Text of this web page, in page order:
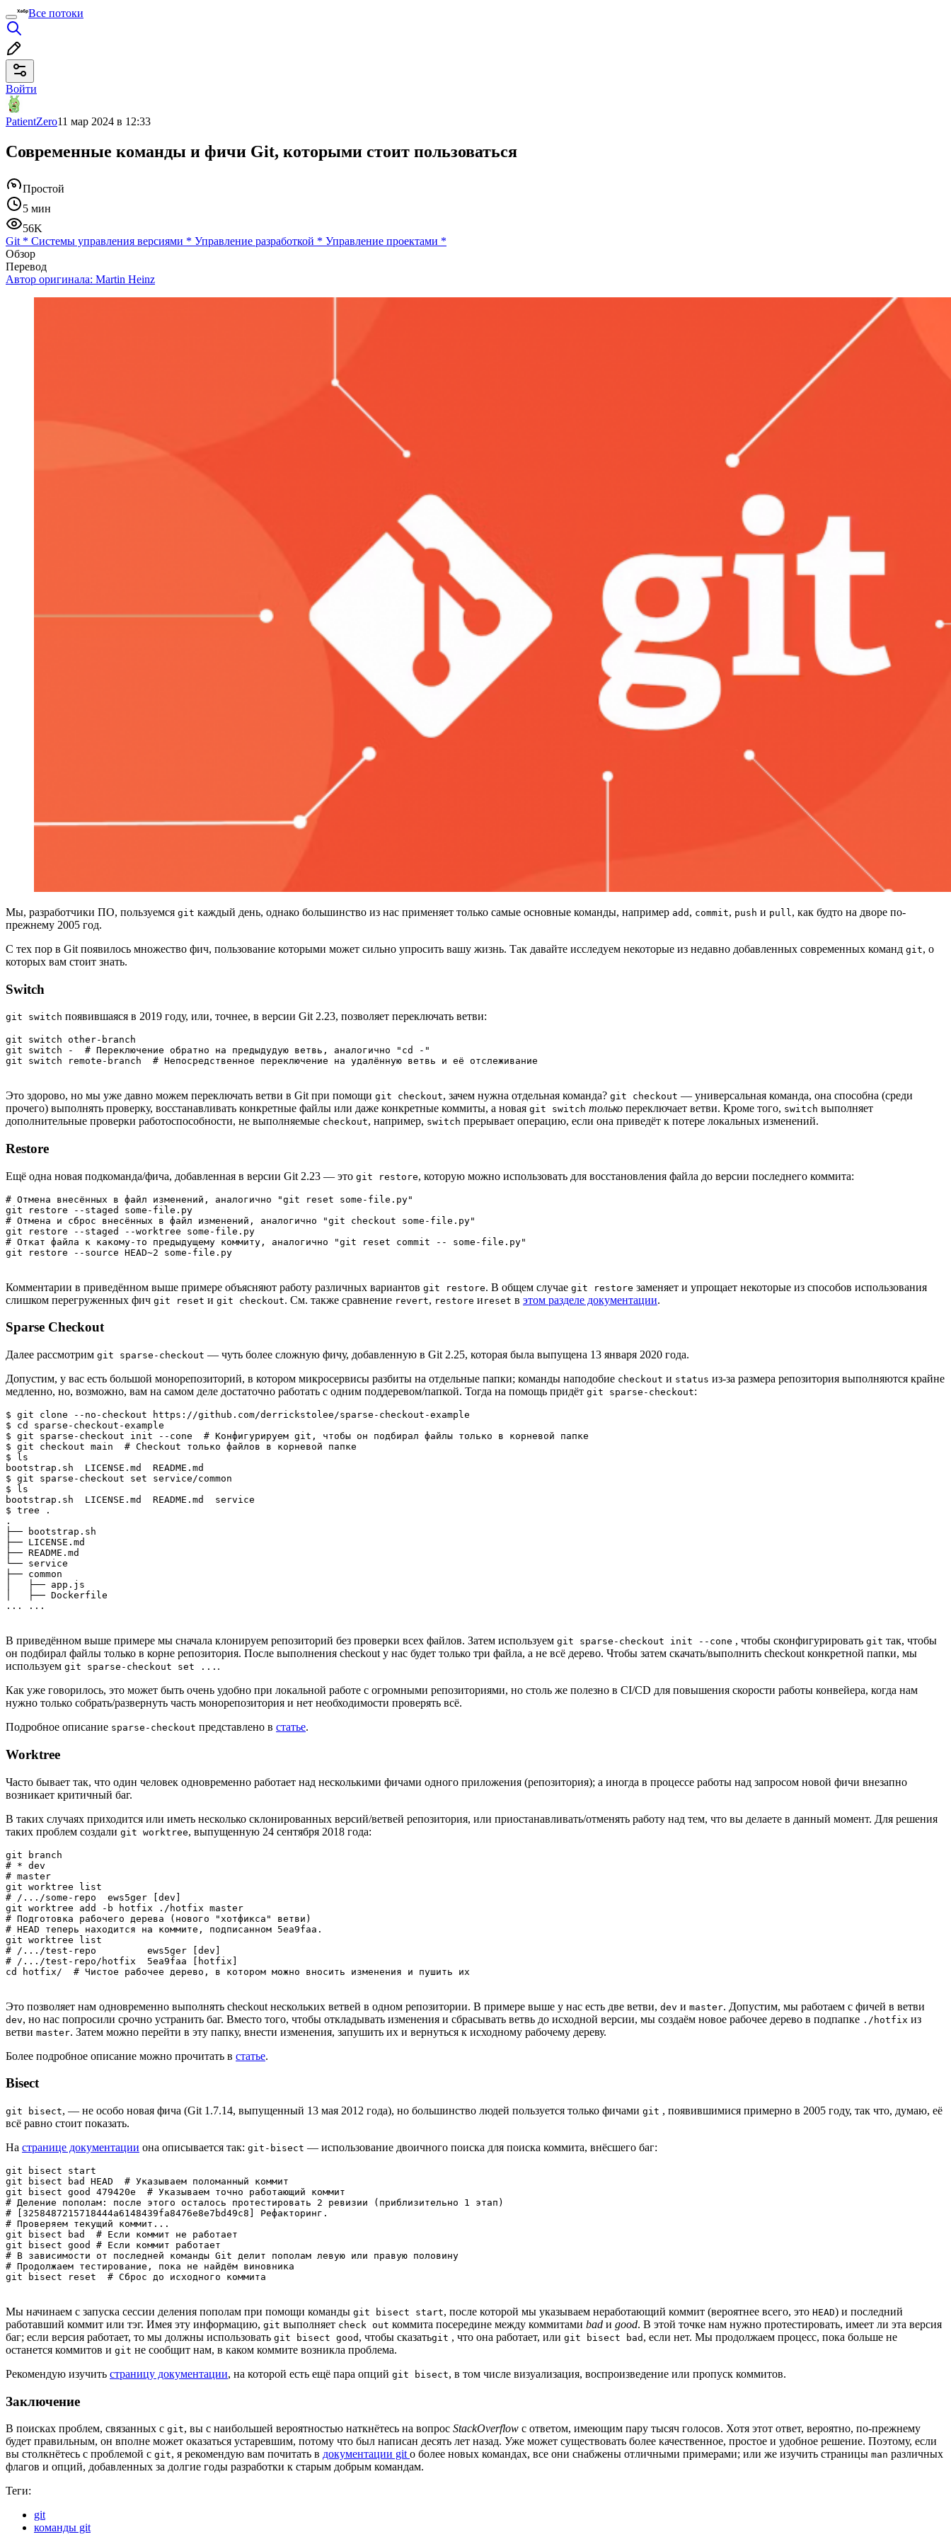
Все потоки
Войти
PatientZero11 мар 2024 в 12:33
Современные команды и фичи Git, которыми стоит пользоваться
Простой
5 мин
56K
Git * Системы управления версиями * Управление разработкой * Управление проектами *
Обзор
Перевод
Автор оригинала: Martin Heinz
Мы, разработчики ПО, пользуемся git каждый день, однако большинство из нас применяет только самые основные команды, например add , commit, push и pull , как будто на дворе по-
прежнему 2005 год.
С тех пор в Git появилось множество фич, пользование которыми может сильно упросить вашу жизнь. Так давайте исследуем некоторые из недавно добавленных современных команд git, о
которых вам стоит знать.
Switch
git switch появившаяся в 2019 году, или, точнее, в версии Git 2.23, позволяет переключать ветви:
git switch other-branch
git switch -  # Переключение обратно на предыдудую ветвь, аналогично "cd -"
git switch remote-branch  # Непосредственное переключение на удалённую ветвь и её отслеживание
Это здорово, но мы уже давно можем переключать ветви в Git при помощи git checkout, зачем нужна отдельная команда? git checkout — универсальная команда, она способна (среди
прочего) выполнять проверку, восстанавливать конкретные файлы или даже конкретные коммиты, а новая git switch только переключает ветви. Кроме того, switch выполняет
дополнительные проверки работоспособности, не выполняемые checkout, например, switch прерывает операцию, если она приведёт к потере локальных изменений.
Restore
Ещё одна новая подкоманда/фича, добавленная в версии Git 2.23 — это git restore, которую можно использовать для восстановления файла до версии последнего коммита:
# Отмена внесённых в файл изменений, аналогично "git reset some-file.py"
git restore --staged some-file.py
# Отмена и сброс внесённых в файл изменений, аналогично "git checkout some-file.py"
git restore --staged --worktree some-file.py
# Откат файла к какому-то предыдущему коммиту, аналогично "git reset commit -- some-file.py"
git restore --source HEAD~2 some-file.py
Комментарии в приведённом выше примере объясняют работу различных вариантов git restore. В общем случае git restore заменяет и упрощает некоторые из способов использования
слишком перегруженных фич git reset и git checkout. См. также сравнение revert, restore и reset в этом разделе документации.
Sparse Checkout
Далее рассмотрим git sparse-checkout — чуть более сложную фичу, добавленную в Git 2.25, которая была выпущена 13 января 2020 года.
Допустим, у вас есть большой монорепозиторий, в котором микросервисы разбиты на отдельные папки; команды наподобие checkout и status из-за размера репозитория выполняются крайне
медленно, но, возможно, вам на самом деле достаточно работать с одним поддеревом/папкой. Тогда на помощь придёт git sparse-checkout:
$ git clone --no-checkout https://github.com/derrickstolee/sparse-checkout-example
$ cd sparse-checkout-example
$ git sparse-checkout init --cone  # Конфигурируем git, чтобы он подбирал файлы только в корневой папке
$ git checkout main  # Checkout только файлов в корневой папке
$ ls
bootstrap.sh  LICENSE.md  README.md
$ git sparse-checkout set service/common
$ ls
bootstrap.sh  LICENSE.md  README.md  service
$ tree .
.
├── bootstrap.sh
├── LICENSE.md
├── README.md
└── service
├── common
│   ├── app.js
│   ├── Dockerfile
... ...
В приведённом выше примере мы сначала клонируем репозиторий без проверки всех файлов. Затем используем git sparse-checkout init --cone , чтобы сконфигурировать git так, чтобы
он подбирал файлы только в корне репозитория. После выполнения checkout у нас будет только три файла, а не всё дерево. Чтобы затем скачать/выполнить checkout конкретной папки, мы
используем git sparse-checkout set ... .
Как уже говорилось, это может быть очень удобно при локальной работе с огромными репозиториями, но столь же полезно в CI/CD для повышения скорости работы конвейера, когда нам
нужно только собрать/развернуть часть монорепозитория и нет необходимости проверять всё.
Подробное описание sparse-checkout представлено в статье.
Worktree
Часто бывает так, что один человек одновременно работает над несколькими фичами одного приложения (репозитория); а иногда в процессе работы над запросом новой фичи внезапно
возникает критичный баг.
В таких случаях приходится или иметь несколько склонированных версий/ветвей репозитория, или приостанавливать/отменять работу над тем, что вы делаете в данный момент. Для решения
таких проблем создали git worktree, выпущенную 24 сентября 2018 года:
git branch
# * dev
# master
git worktree list
# /.../some-repo  ews5ger [dev]
git worktree add -b hotfix ./hotfix master
# Подготовка рабочего дерева (нового "хотфикса" ветви)
# HEAD теперь находится на коммите, подписанном 5ea9faa.
git worktree list
# /.../test-repo         ews5ger [dev]
# /.../test-repo/hotfix  5ea9faa [hotfix]
cd hotfix/  # Чистое рабочее дерево, в котором можно вносить изменения и пушить их
Это позволяет нам одновременно выполнять checkout нескольких ветвей в одном репозитории. В примере выше у нас есть две ветви, dev и master. Допустим, мы работаем с фичей в ветви
dev, но нас попросили срочно устранить баг. Вместо того, чтобы откладывать изменения и сбрасывать ветвь до исходной версии, мы создаём новое рабочее дерево в подпапке ./hotfix из
ветви master. Затем можно перейти в эту папку, внести изменения, запушить их и вернуться к исходному рабочему дереву.
Более подробное описание можно прочитать в статье.
Bisect
git bisect, — не особо новая фича (Git 1.7.14, выпущенный 13 мая 2012 года), но большинство людей пользуется только фичами git , появившимися примерно в 2005 году, так что, думаю, её
всё равно стоит показать.
На странице документации она описывается так: git-bisect — использование двоичного поиска для поиска коммита, внёсшего баг:
git bisect start
git bisect bad HEAD  # Указываем поломанный коммит
git bisect good 479420e  # Указываем точно работающий коммит
# Деление пополам: после этого осталось протестировать 2 ревизии (приблизительно 1 этап)
# [3258487215718444a6148439fa8476e8e7bd49c8] Рефакторинг.
# Проверяем текущий коммит...
git bisect bad  # Если коммит не работает
git bisect good # Если коммит работает
# В зависимости от последней команды Git делит пополам левую или правую половину
# Продолжаем тестирование, пока не найдём виновника
git bisect reset  # Сброс до исходного коммита
Мы начинаем с запуска сессии деления пополам при помощи команды git bisect start, после которой мы указываем неработающий коммит (вероятнее всего, это HEAD) и последний
работавший коммит или тэг. Имея эту информацию, git выполняет check out коммита посередине между коммитами bad и good. В этой точке нам нужно протестировать, имеет ли эта версия
баг; если версия работает, то мы должны использовать git bisect good , чтобы сказатьgit , что она работает, или git bisect bad , если нет. Мы продолжаем процесс, пока больше не
останется коммитов и git не сообщит нам, в каком коммите возникла проблема.
Рекомендую изучить страницу документации, на которой есть ещё пара опций git bisect, в том числе визуализация, воспроизведение или пропуск коммитов.
Заключение
В поисках проблем, связанных с git, вы с наибольшей вероятностью наткнётесь на вопрос StackOverflow с ответом, имеющим пару тысяч голосов. Хотя этот ответ, вероятно, по-прежнему
будет правильным, он вполне может оказаться устаревшим, потому что был написан десять лет назад. Уже может существовать более качественное, простое и удобное решение. Поэтому, если
вы столкнётесь с проблемой с git, я рекомендую вам почитать в документации gitо более новых командах, все они снабжены отличными примерами; или же изучить страницы man различных
флагов и опций, добавленных за долгие годы разработки к старым добрым командам.
Теги:
git
команды git